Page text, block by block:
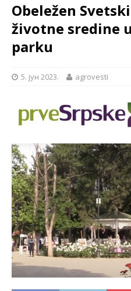
Obeležen
životne sredine
parku
5. јун 2023. agrovesti